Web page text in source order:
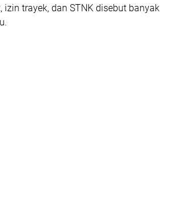
izin trayek, dan STNK disebut banyak